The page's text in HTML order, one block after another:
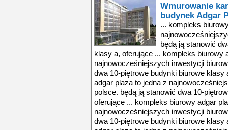
Wmurowanie
budynek Adgar
... kompleks
będą ją stanowić
klasy a, oferujące ... kompleks biurowy
najnowocześniejszych inwestycji
dwa 10-piętrowe budynki biurowe
adgar plaza to jedna z
polsce. będą ją stanowić dwa 10-
oferujące ... kompleks biurowy adgar
najnowocześniejszych inwestycji
dwa 10-piętrowe budynki biurowe